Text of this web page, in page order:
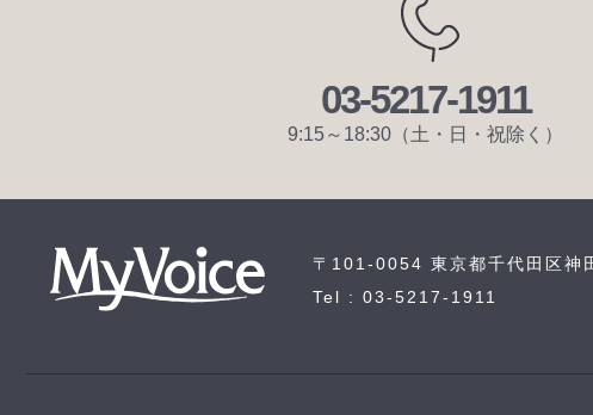
03-5217-1911
9:15～18:30（土・日・祝除く）
〒101-0054 東京都千代田区神
Tel : 03-5217-1911